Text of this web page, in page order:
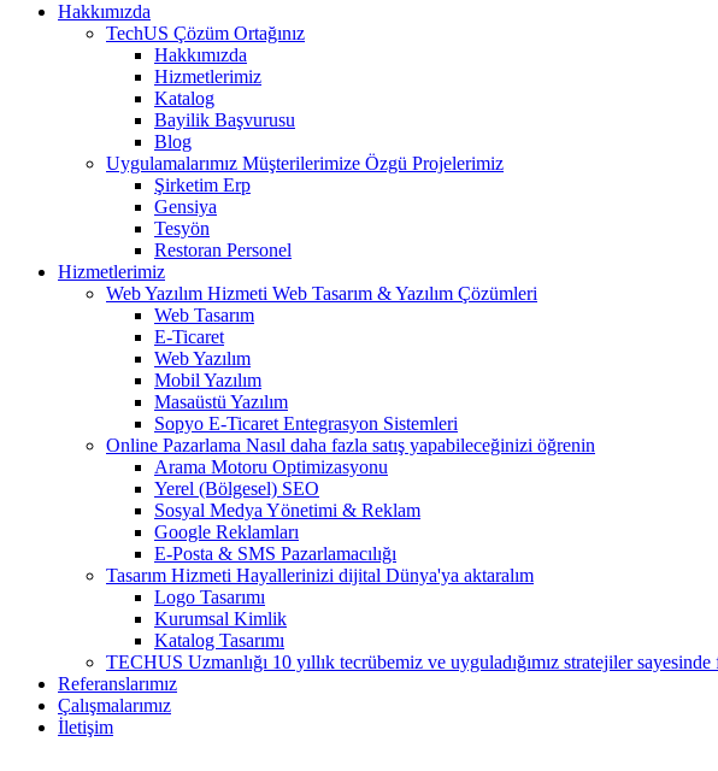
Hakkımızda
TechUS Çözüm Ortağınız
Hakkımızda
Hizmetlerimiz
Katalog
Bayilik Başvurusu
Blog
Uygulamalarımız Müşterilerimize Özgü Projelerimiz
Şirketim Erp
Gensiya
Tesyön
Restoran Personel
Hizmetlerimiz
Web Yazılım Hizmeti Web Tasarım & Yazılım Çözümleri
Web Tasarım
E-Ticaret
Web Yazılım
Mobil Yazılım
Masaüstü Yazılım
Sopyo E-Ticaret Entegrasyon Sistemleri
Online Pazarlama Nasıl daha fazla satış yapabileceğinizi öğrenin
Arama Motoru Optimizasyonu
Yerel (Bölgesel) SEO
Sosyal Medya Yönetimi & Reklam
Google Reklamları
E-Posta & SMS Pazarlamacılığı
Tasarım Hizmeti Hayallerinizi dijital Dünya'ya aktaralım
Logo Tasarımı
Kurumsal Kimlik
Katalog Tasarımı
TECHUS Uzmanlığı 10 yıllık tecrübemiz ve uyguladığımız stratejiler
Referanslarımız
Çalışmalarımız
İletişim